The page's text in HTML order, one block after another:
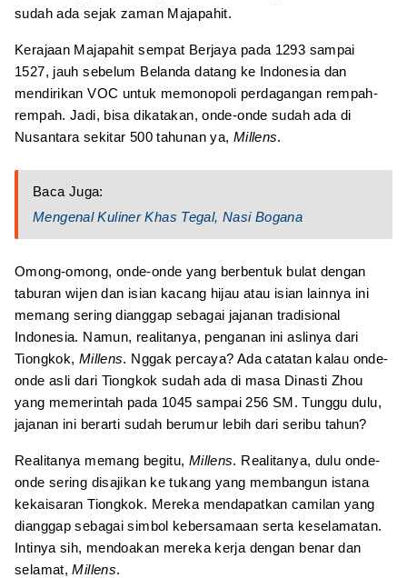
sudah ada sejak zaman Majapahit.
Kerajaan Majapahit sempat Berjaya pada 1293 sampai
1527, jauh sebelum Belanda datang ke Indonesia dan
mendirikan VOC untuk memonopoli perdagangan rempah-
rempah. Jadi, bisa dikatakan, onde-onde sudah ada di
Nusantara sekitar 500 tahunan ya, Millens.
Baca Juga:
Mengenal Kuliner Khas Tegal, Nasi Bogana
Omong-omong, onde-onde yang berbentuk bulat dengan
taburan wijen dan isian kacang hijau atau isian lainnya ini
memang sering dianggap sebagai jajanan tradisional
Indonesia. Namun, realitanya, penganan ini aslinya dari
Tiongkok, Millens. Nggak percaya? Ada catatan kalau onde-
onde asli dari Tiongkok sudah ada di masa Dinasti Zhou
yang memerintah pada 1045 sampai 256 SM. Tunggu dulu,
jajanan ini berarti sudah berumur lebih dari seribu tahun?
Realitanya memang begitu, Millens. Realitanya, dulu onde-
onde sering disajikan ke tukang yang membangun istana
kekaisaran Tiongkok. Mereka mendapatkan camilan yang
dianggap sebagai simbol kebersamaan serta keselamatan.
Intinya sih, mendoakan mereka kerja dengan benar dan
selamat,Millens.